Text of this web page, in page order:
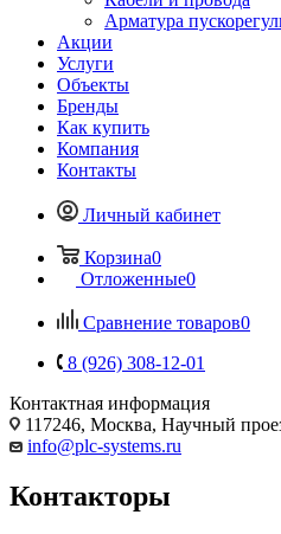
Арматура
Акции
Услуги
Объекты
Бренды
Как купить
Компания
Контакты
Личный кабинет
Корзина0
Отложенные0
Сравнение товаров0
8 (926) 308-12-01
Контактная информация
117246, Москва, Научный
info@plc-systems.ru
Контакторы